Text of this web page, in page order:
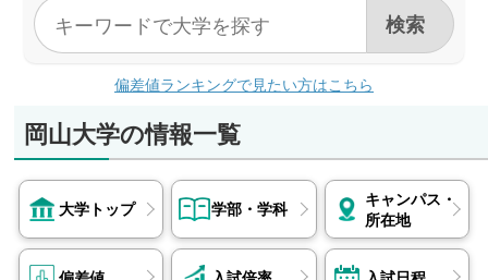
偏差値ランキングで見たい方はこちら
岡山大学の情報一覧
大学トップ 学部・学科
キャンパス・
所在地